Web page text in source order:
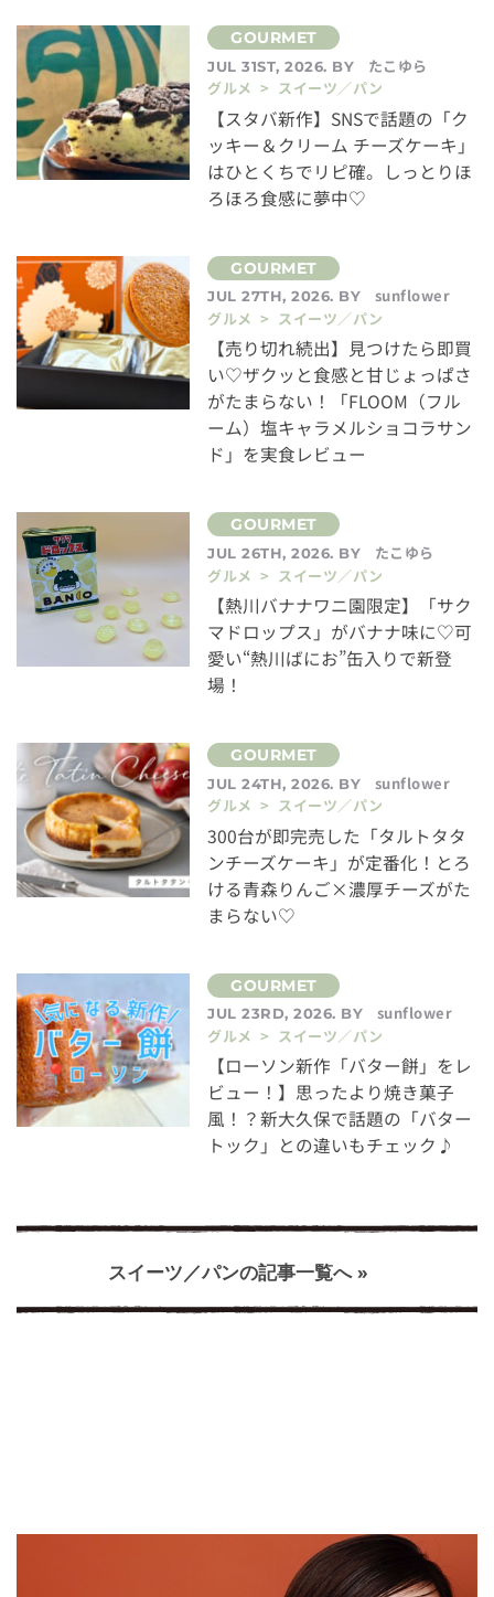
JUL 31ST, 2026. BY
たこゆら
グルメ > スイーツ／パン
【スタバ新作】SNSで話題の「ク
ッキー＆クリーム チーズケーキ」
はひとくちでリピ確。しっとりほ
ろほろ食感に夢中♡
JUL 27TH, 2026. BY
sunflower
グルメ > スイーツ／パン
【売り切れ続出】見つけたら即買
い♡ザクッと食感と甘じょっぱさ
がたまらない！「FLOOM（フル
ーム）塩キャラメルショコラサン
ド」を実食レビュー
JUL 26TH, 2026. BY
たこゆら
グルメ > スイーツ／パン
【熱川バナナワニ園限定】「サク
マドロップス」がバナナ味に♡可
愛い“熱川ばにお”缶入りで新登
場！
JUL 24TH, 2026. BY
sunflower
グルメ > スイーツ／パン
300台が即完売した「タルトタタ
ンチーズケーキ」が定番化！とろ
ける青森りんご×濃厚チーズがた
まらない♡
JUL 23RD, 2026. BY
sunflower
グルメ > スイーツ／パン
【ローソン新作「バター餅」をレ
ビュー！】思ったより焼き菓子
風！？新大久保で話題の「バター
トック」との違いもチェック♪
スイーツ／パンの記事一覧へ »